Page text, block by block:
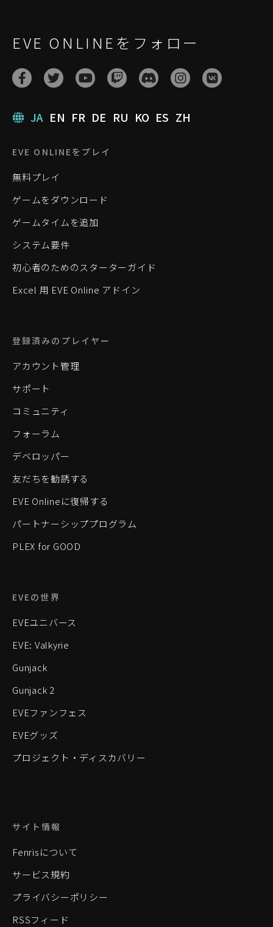
EVE ONLINEをフォロー
JA EN FR DE RU KO ES ZH
EVE ONLINEをプレイ
無料プレイ
ゲームをダウンロード
ゲームタイムを追加
システム要件
初心者のためのスターターガイド
Excel 用 EVE Online アドイン
登録済みのプレイヤー
アカウント管理
サポート
コミュニティ
フォーラム
デベロッパー
友だちを勧誘する
EVE Onlineに復帰する
パートナーシッププログラム
PLEX for GOOD
EVEの世界
EVEユニバース
EVE: Valkyrie
Gunjack
Gunjack 2
EVEファンフェス
EVEグッズ
プロジェクト・ディスカバリー
サイト情報
Fenrisについて
サービス規約
プライバシーポリシー
RSSフィード